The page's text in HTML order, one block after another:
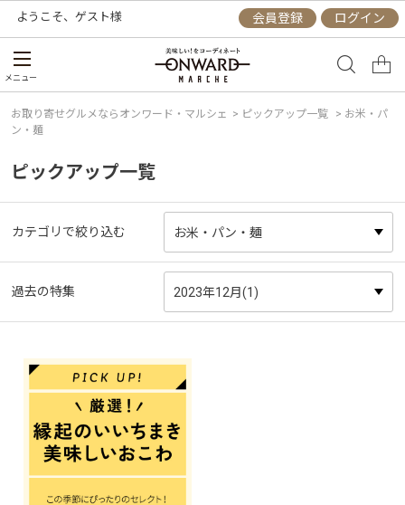
ようこそ、 ゲスト様 会員登録 ログイン
メニュー
お取り寄せグルメならオンワード・マルシェ > ピックアップ一覧
> お米・パ
ン・麺
ピックアップ一覧
カテゴリで絞り込む
過去の特集